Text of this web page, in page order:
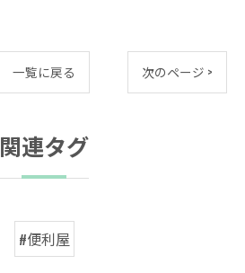
一覧に戻る 次のページ >
関連タグ
#便利屋